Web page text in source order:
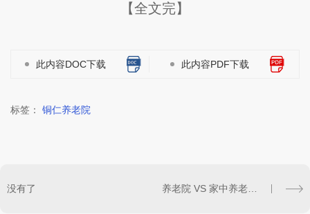
【全文完】
此内容DOC下载 此内容PDF下载
标签： 铜仁养老院
没有了